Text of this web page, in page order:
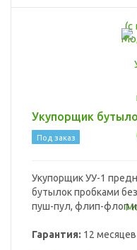
Укупорщик
Под заказ
Укупорщик УУ-1
бутылок пробками
пуш-пул, флип-флоп
Гарантия: 12 месяцев